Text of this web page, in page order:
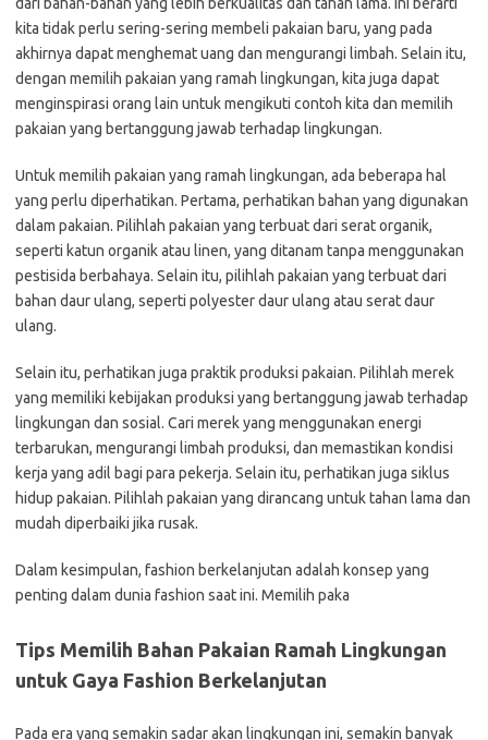
kita tidak perlu sering-sering membeli pakaian baru, yang pada
akhirnya dapat menghemat uang dan mengurangi limbah. Selain itu,
dengan memilih pakaian yang ramah lingkungan, kita juga dapat
menginspirasi orang lain untuk mengikuti contoh kita dan memilih
pakaian yang bertanggung jawab terhadap lingkungan.
Untuk memilih pakaian yang ramah lingkungan, ada beberapa hal
yang perlu diperhatikan. Pertama, perhatikan bahan yang digunakan
dalam pakaian. Pilihlah pakaian yang terbuat dari serat organik,
seperti katun organik atau linen, yang ditanam tanpa menggunakan
pestisida berbahaya. Selain itu, pilihlah pakaian yang terbuat dari
bahan daur ulang, seperti polyester daur ulang atau serat daur
ulang.
Selain itu, perhatikan juga praktik produksi pakaian. Pilihlah merek
yang memiliki kebijakan produksi yang bertanggung jawab terhadap
lingkungan dan sosial. Cari merek yang menggunakan energi
terbarukan, mengurangi limbah produksi, dan memastikan kondisi
kerja yang adil bagi para pekerja. Selain itu, perhatikan juga siklus
hidup pakaian. Pilihlah pakaian yang dirancang untuk tahan lama dan
mudah diperbaiki jika rusak.
Dalam kesimpulan, fashion berkelanjutan adalah konsep yang
penting dalam dunia fashion saat ini. Memilih paka
Tips Memilih Bahan Pakaian Ramah Lingkungan
untuk Gaya Fashion Berkelanjutan
Pada era yang semakin sadar akan lingkungan ini, semakin banyak